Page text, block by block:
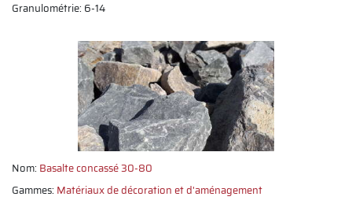
Granulométrie: 6-14
Nom: Basalte concassé 30-80
Gammes: Matériaux de décoration et d'aménagement